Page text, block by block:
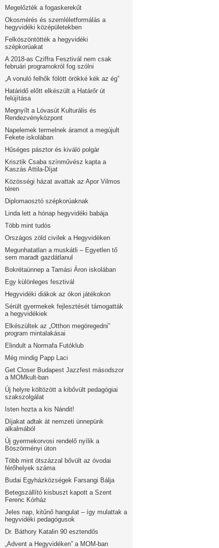
Megelőzték a fogaskerekűt
Okosmérés és szemléletformálás a
hegyvidéki középületekben
Felköszöntötték a hegyvidéki
szépkorúakat
A 2018-as Cziffra Fesztivál nem csak
februári programokról fog szólni
„A vonuló felhők fölött örökké kék az ég”
Határidő előtt elkészült a Határőr út
felújítása
Megnyílt a Lóvasút Kulturális és
Rendezvényközpont
Napelemek termelnek áramot a megújult
Fekete iskolában
Hűséges pásztor és kiváló polgár
Krisztik Csaba színművész kapta a
Kaszás Attila-Díjat
Közösségi házat avattak az Apor Vilmos
téren
Diplomaosztó szépkorúaknak
Linda lett a hónap hegyvidéki babája
Több mint tudós
Országos zöld civilek a Hegyvidéken
Megunhatatlan a muskátli – Egyetlen tő
sem maradt gazdátlanul
Bokrétaünnep a Tamási Áron iskolában
Egy különleges fesztivál
Hegyvidéki diákok az ókori játékokon
Sérült gyermekek fejlesztését támogatták
a hegyvidékiek
Elkészültek az „Otthon megöregedni”
program mintalakásai
Elindult a Normafa Futóklub
Még mindig Papp Laci
Get Closer Budapest Jazzfest másodszor
a MOMkult-ban
Új helyre költözött a kibővült pedagógiai
szakszolgálat
Isten hozta a kis Nándit!
Díjakat adtak át nemzeti ünnepünk
alkalmából
Új gyermekorvosi rendelő nyílik a
Böszörményi úton
Több mint ötszázzal bővült az óvodai
férőhelyek száma
Budai Egyházközségek Farsangi Bálja
Betegszállító kisbuszt kapott a Szent
Ferenc Kórház
Jeles nap, kitűnő hangulat – így mulattak a
hegyvidéki pedagógusok
Dr. Báthory Katalin 90 esztendős
„Advent a Hegyvidéken” a MOM-ban